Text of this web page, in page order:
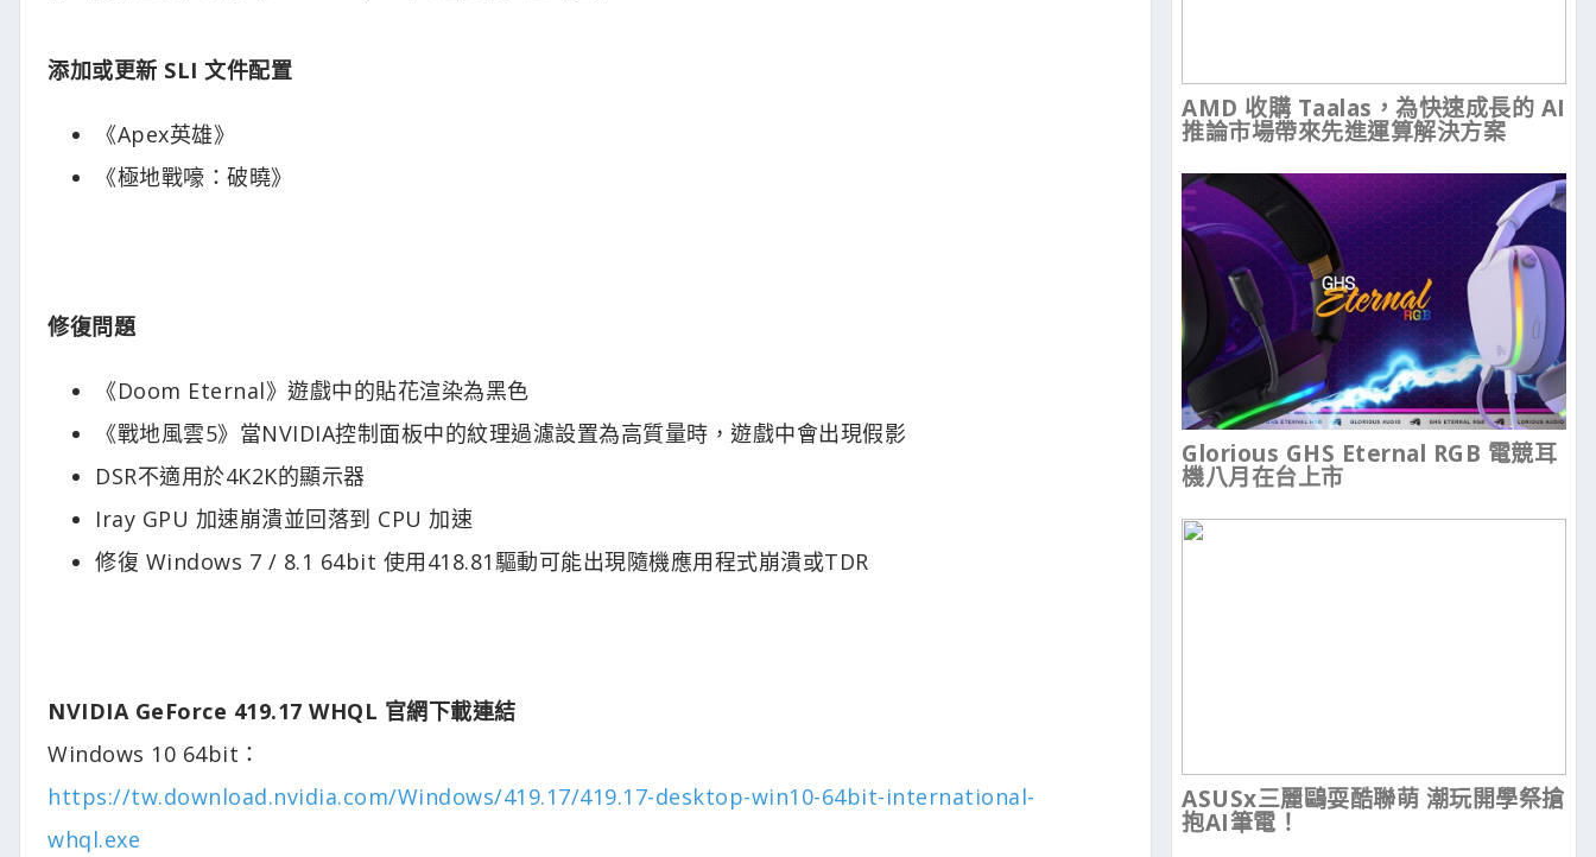
添加或更新 SLI 文件配置
《Apex英雄》
《極地戰嚎：破曉》
修復問題
《Doom Eternal》遊戲中的貼花渲染為黑色
《戰地風雲5》當NVIDIA控制面板中的紋理過濾設置為高質量時，遊戲中會出現假影
DSR不適用於4K2K的顯示器
Iray GPU 加速崩潰並回落到 CPU 加速
修復 Windows 7 / 8.1 64bit 使用418.81驅動可能出現隨機應用程式崩潰或TDR
NVIDIA GeForce 419.17 WHQL 官網下載連結
Windows 10 64bit：
https://tw.download.nvidia.com/Windows/419.17/419.17-desktop-win10-64bit-international-
whql.exe
AMD 收購 Taalas，為快速成長的 AI
推論市場帶來先進運算解決方案
Glorious GHS Eternal RGB 電競耳
機八月在台上市
ASUSx三麗鷗耍酷聯萌 潮玩開學祭搶
抱AI筆電！